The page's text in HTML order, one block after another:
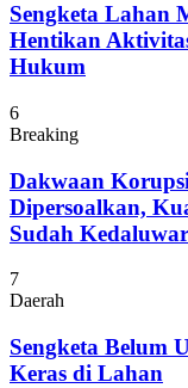
Sengketa Lahan
Hentikan
Hukum
6
Breaking
Dakwaan
Dipersoalkan,
Sudah
7
Daerah
Sengketa Belum
Keras di Lahan